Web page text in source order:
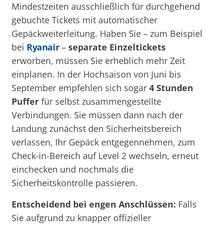
Mindestzeiten ausschließlich für durchgehend
gebuchte Tickets mit automatischer
Gepäckweiterleitung. Haben Sie – zum Beispiel
bei Ryanair–separate Einzeltickets
erworben, müssen Sie erheblich mehr Zeit
einplanen. In der Hochsaison von Juni bis
September empfehlen sich sogar 4 Stunden
Puffer für selbst zusammengestellte
Verbindungen. Sie müssen dann nach der
Landung zunächst den Sicherheitsbereich
verlassen, Ihr Gepäck entgegennehmen, zum
Check-in-Bereich auf Level 2 wechseln, erneut
einchecken und nochmals die
Sicherheitskontrolle passieren.
Entscheidend bei engen Anschlüssen: Falls
Sie aufgrund zu knapper offizieller